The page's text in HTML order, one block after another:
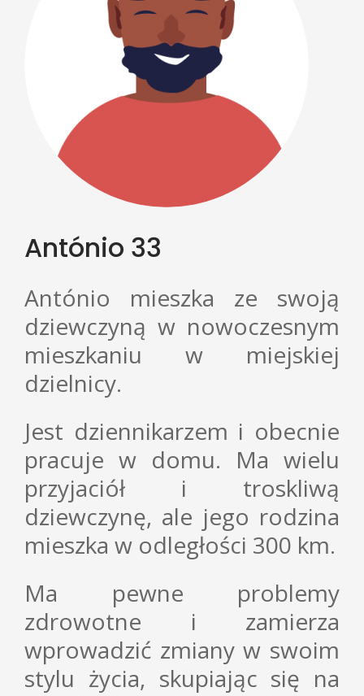
António 33
António mieszka ze swoją
dziewczyną w nowoczesnym
mieszkaniu w miejskiej
dzielnicy.
Jest dziennikarzem i obecnie
pracuje w domu. Ma wielu
przyjaciół i troskliwą
dziewczynę, ale jego rodzina
mieszka w odległości 300 km.
Ma pewne problemy
zdrowotne i zamierza
wprowadzić zmiany w swoim
stylu życia, skupiając się na